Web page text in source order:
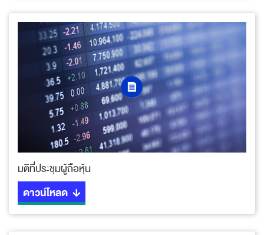
มติที่ประชุมผู้ถือหุ้น
ดาวน์โหลด